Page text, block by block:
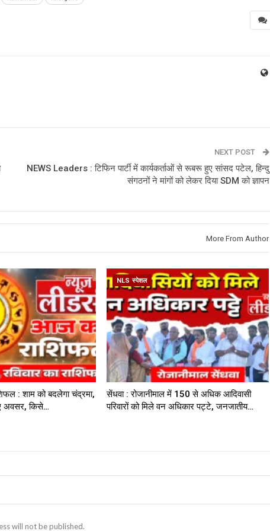
NEXT POST
NEWS Leaders : टिफिन पार्टी में कार्यकर्ताओं से रूबरू हुए सांसद पटेल, हिन्दु
संगठनों ने मांगों को लेकर दिया SDM को ज्ञापन
More From Author
: शाम को बदलेगा चंद्रमा,
अवसर, किसे…
NLS स्पेशल
सेंधवा : रोजानीमाल में 150 से अधिक आदिवासी
परिवारों को मिले वन अधिकार पट्टे, जनजातीय…
will not be published.